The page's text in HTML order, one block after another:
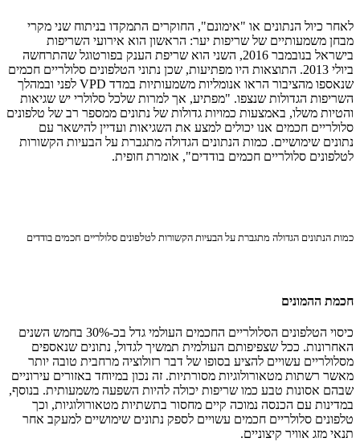
לאחר כיול הנתונים או "אימונם", החוקרים התמקדו בניתוח שני מקרי
מבחן משמעותיים של שריפות יער: הראשון הוא אירועי השריפות
בישראל בנובמבר 2016, השני הוא שריפת הענק בפורטוגל שהתרחשה
ביולי 2013. התוצאות היו מפתיעות, שכן נתוני הטלפונים סלולריים חכמים
שנאספו מהציבור הראו אנומליות משמעותיות במדד VPD לפני ובמהלך
השריפות הגדולות שנצפו. "מפתיע, אך למרות שלכל סלולרי יש שגיאות
והטיות משלו, באמצעות כמויות גדולות של נתונים ממספר רב של טלפונים
סלולריים חכמים אנו יכולים למצע את השגיאות ועדיין להישאר עם
נתונים שימושיים. כמות הנתונים הגדולה מתגברת על הבעיות הקשורות
לטלפונים סלולריים חכמים בודדים", אומרת חופית.
כמות הנתונים הגדולה מתגברת על הבעיות הקשורות לטלפונים סלולריים חכמים בודדים
חכמת ההמונים
כיסוי הטלפונים הסלולריים החכמים העולמי גדל בכ-30% בחמש השנים
האחרונות. ככל שצפיפותם העולמית תמשיך לגדול, נתונים שנאספים
מסלולריים עשויים להציע בסופו של דבר רזולוציה מרחבית טובה יותר
מאשר רשתות מטאורולוגיות מסורתיות. זה נכון במיוחד באזורים עירוניים
שבהם אסונות טבע כמו שריפות יכולה להיות השפעה משמעותית. בנוסף,
במדינות עם הכנסה נמוכה קיים מחסור בתשתיות מטאורולוגיות, וכך
טלפונים סלולריים חכמים עשויים לספק נתונים שימושיים למעקב אחר
תנאי מזג אוויר קיצוניים.